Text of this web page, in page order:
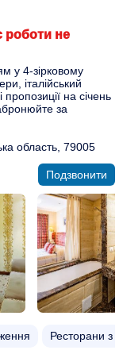
роботи не
у 4-зірковому
італійський
на січень
за
область, 79005
Подзвонити
Ресторани з